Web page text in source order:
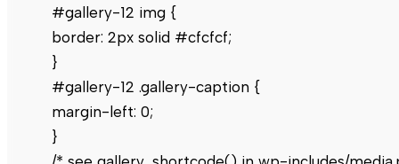
#gallery-12 img {
border: 2px solid #cfcfcf;
}
#gallery-12 .gallery-caption {
margin-left: 0;
}